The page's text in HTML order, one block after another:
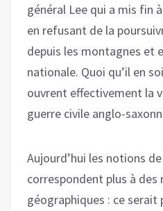
général Lee qui a mis fin
en refusant de la
depuis les montagnes et
nationale. Quoi qu’il en
ouvrent effectivement la
guerre civile anglo-
Aujourd’hui les notions
correspondent plus à des
géographiques : ce